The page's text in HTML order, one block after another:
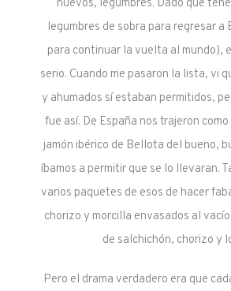
huevos, legumbres. Dado que
legumbres de sobra para regresar a
para continuar la vuelta al mundo),
serio. Cuando me pasaron la lista, vi
y ahumados sí estaban permitidos,
fue así. De España nos trajeron
jamón ibérico de Bellota del bueno,
íbamos a permitir que se lo llevaran.
varios paquetes de esos de hacer
chorizo y morcilla envasados al
de salchichón, chorizo y
Pero el drama verdadero era que